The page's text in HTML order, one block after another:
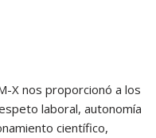
X nos proporcionó a los
laboral, autonomía
científico,